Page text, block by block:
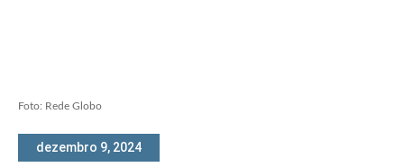
Foto: Rede Globo
dezembro 9, 2024